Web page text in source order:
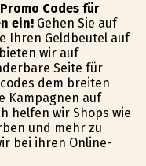
Codes für
ein!Gehen Sie auf
Ihren Geldbeutel auf
wir auf
Seite für
dem breiten
Kampagnen auf
helfen wir Shops wie
und mehr zu
bei ihren Online-